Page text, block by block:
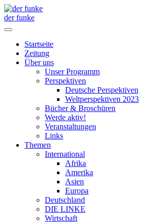
der funke
Startseite
Zeitung
Über uns
Unser Programm
Perspektiven
Deutsche Perspektiven
Weltperspektiven 2023
Bücher & Broschüren
Werde aktiv!
Veranstaltungen
Links
Themen
International
Afrika
Amerika
Asien
Europa
Deutschland
DIE LINKE
Wirtschaft